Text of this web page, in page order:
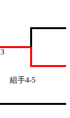
組手4-5